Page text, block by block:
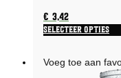
€ 3,42
Selecteer opties
Voeg toe aan